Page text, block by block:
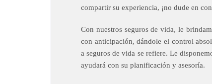
compartir su experiencia, ¡no dude en
Con nuestros seguros de vida, le
con anticipación, dándole el control
a seguros de vida se refiere. Le
ayudará con su planificación y asesoría.